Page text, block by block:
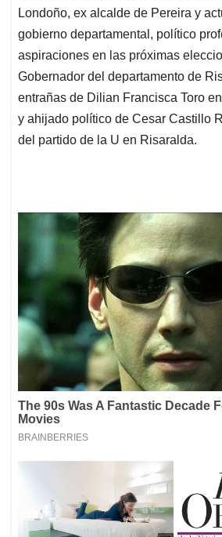
Londoño, ex alcalde de Pereira y
gobierno departamental, político
aspiraciones en las próximas
Gobernador del departamento de
entrañas de Dilian Francisca Toro
y ahijado político de Cesar Castillo
del partido de la U en Risaralda.